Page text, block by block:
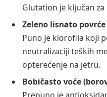
Glutation je ključan
Zeleno lisnato
Puno je klorofila koji
neutralizaciji teških
opterećenje na jetru.
Bobičasto voće